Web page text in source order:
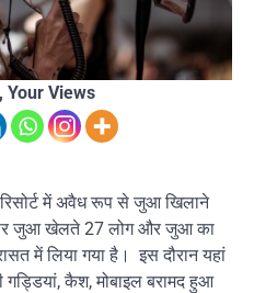
Your Views
रिसोर्ट में अवैध रूप से जुआ खिलाने
पर जुआ खेलते 27 लोग और जुआ का
में लिया गया है। इस दौरान यहां
गड्डियां, कैश, मोबाइल बरामद हुआ